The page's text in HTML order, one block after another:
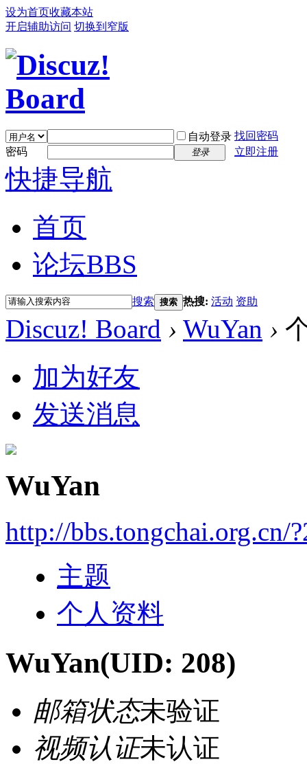
设为首页收藏本站
开启辅助访问 切换到窄版
自动登录 找回密码
密码
登录 立即注册
快捷导航
首页
论坛BBS
搜索 搜索 热搜: 活动 资助
Discuz! Board › WuYan ›
加为好友
发送消息
WuYan
http://bbs.tongchai.org.cn/
主题
个人资料
WuYan(UID: 208)
邮箱状态未验证
视频认证未认证